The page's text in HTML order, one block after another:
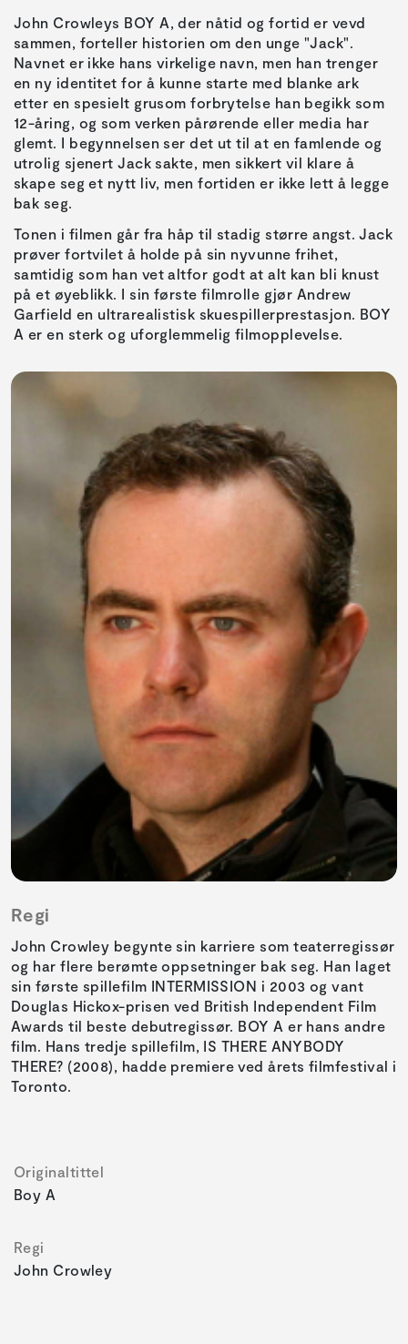
John Crowleys BOY A, der nåtid og fortid er vevd
sammen, forteller historien om den unge "Jack".
Navnet er ikke hans virkelige navn, men han trenger
en ny identitet for å kunne starte med blanke ark
etter en spesielt grusom forbrytelse han begikk som
12-åring, og som verken pårørende eller media har
glemt. I begynnelsen ser det ut til at en famlende og
utrolig sjenert Jack sakte, men sikkert vil klare å
skape seg et nytt liv, men fortiden er ikke lett å legge
bak seg.
Tonen i filmen går fra håp til stadig større angst. Jack
prøver fortvilet å holde på sin nyvunne frihet,
samtidig som han vet altfor godt at alt kan bli knust
på et øyeblikk. I sin første filmrolle gjør Andrew
Garfield en ultrarealistisk skuespillerprestasjon. BOY
A er en sterk og uforglemmelig filmopplevelse.
Regi
John Crowley begynte sin karriere som teaterregissør
og har flere berømte oppsetninger bak seg. Han laget
sin første spillefilm INTERMISSION i 2003 og vant
Douglas Hickox-prisen ved British Independent Film
Awards til beste debutregissør. BOY A er hans andre
film. Hans tredje spillefilm, IS THERE ANYBODY
THERE? (2008), hadde premiere ved årets filmfestival i
Toronto.
Originaltittel
Boy A
Regi
John Crowley